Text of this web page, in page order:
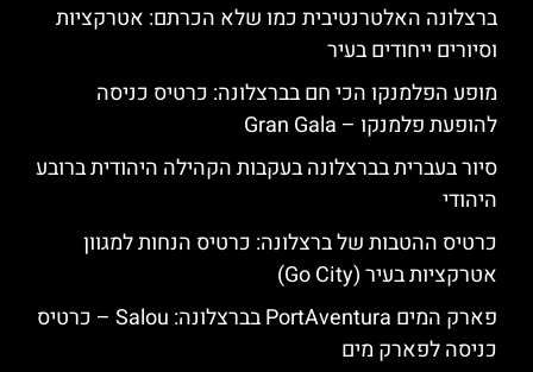
ברצלונה האלטרנטיבית כמו שלא הכרתם: אטרקציות
וסיורים ייחודים בעיר
מופע הפלמנקו הכי חם בברצלונה: כרטיס כניסה
להופעת פלמנקו – Gran Gala
סיור בעברית בברצלונה בעקבות הקהילה היהודית ברובע
היהודי
כרטיס ההטבות של ברצלונה: כרטיס הנחות למגוון
אטרקציות בעיר (Go City)
פארק המים PortAventura בברצלונה: Salou – כרטיס
כניסה לפארק מים